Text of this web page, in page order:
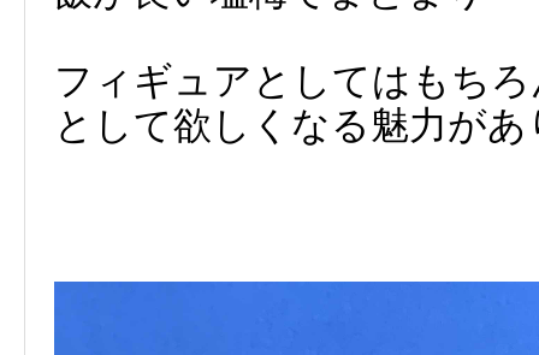
フィギュアとしてはもち
として欲しくなる魅力が